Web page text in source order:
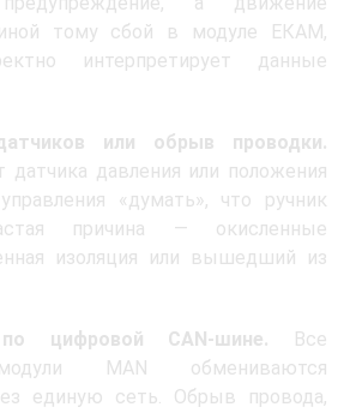
тому сбой в модуле ЕКАМ,
интерпретирует данные
или обрыв проводки.
давления или положения
«думать», что ручник
причина — окисленные
изоляция или вышедший из
цифровой CAN-шине. Все
MAN обмениваются
единую сеть. Обрыв провода,